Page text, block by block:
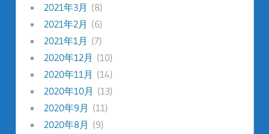
2021年3月 (8)
2021年2月 (6)
2021年1月 (7)
2020年12月 (10)
2020年11月 (14)
2020年10月 (13)
2020年9月 (11)
2020年8月 (9)